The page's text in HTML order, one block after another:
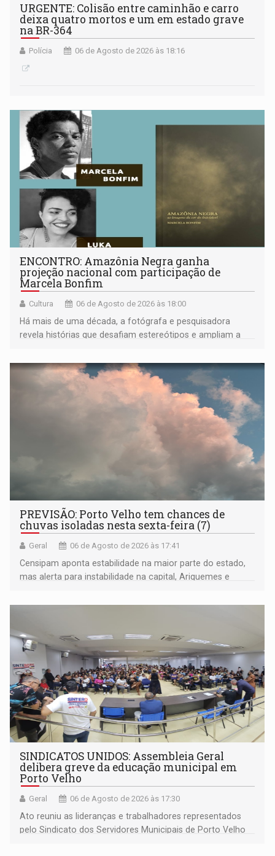
URGENTE: Colisão entre caminhão e carro
deixa quatro mortos e um em estado grave
na BR-364
Polícia 06 de Agosto de 2026 às 18:16
ENCONTRO: Amazônia Negra ganha
projeção nacional com participação de
Marcela Bonfim
Cultura 06 de Agosto de 2026 às 18:00
Há mais de uma década, a fotógrafa e pesquisadora
revela histórias que desafiam estereótipos e ampliam a
negras
PREVISÃO: Porto Velho tem chances de
chuvas isoladas nesta sexta-feira (7)
Geral 06 de Agosto de 2026 às 17:41
Censipam aponta estabilidade na maior parte do estado,
mas alerta para instabilidade na capital, Ariquemes e
SINDICATOS UNIDOS: Assembleia Geral
delibera greve da educação municipal em
Porto Velho
Geral 06 de Agosto de 2026 às 17:30
Ato reuniu as lideranças e trabalhadores representados
pelo Sindicato dos Servidores Municipais de Porto Velho